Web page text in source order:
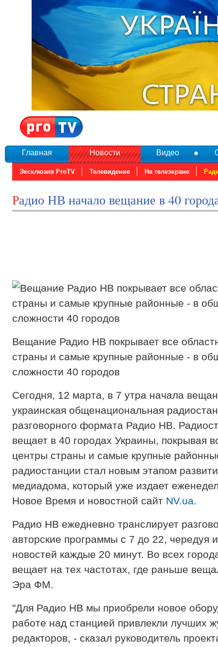
Главная Новости
Эксклюзив ProTV Телевидение На телеэкране
Видео
Радио НВ начало вещание в 40
Вещание Радио НВ покрывает все
страны и самые крупные районные - в
сложности 40 городов
Сегодня, 12 марта, в 7 утра начала
украинская общенациональная
разговорного формата Радио НВ.
вещает в 40 городах Украины, покрывая
центры страны и самые крупные
радиостанции стал новым этапом
медиадома, который уже издает
Новое Время и новостной сайт NV.ua.
Радио НВ ежедневно транслирует
авторские программы с 7 до 22, чередуя
новостей каждые 20 минут. Во всех
вещает на тех частотах, где раньше
Эра ФМ.
"Для Радио НВ мы приобрели новое
работе над станцией привлекли лучших
редакторов, - сказал руководитель